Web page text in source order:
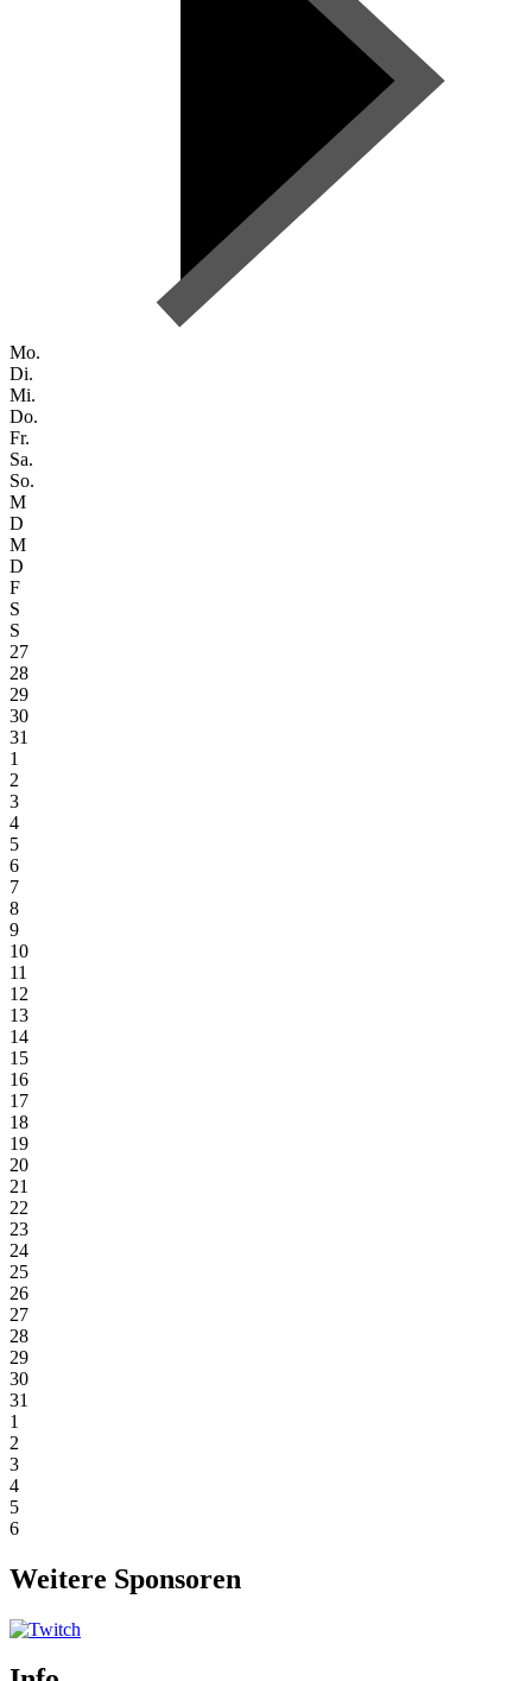
Mo.
Di.
Mi.
Do.
Fr.
Sa.
So.
M
D
M
D
F
S
S
27
28
29
30
31
1
2
3
4
5
6
7
8
9
10
11
12
13
14
15
16
17
18
19
20
21
22
23
24
25
26
27
28
29
30
31
1
2
3
4
5
6
Weitere Sponsoren